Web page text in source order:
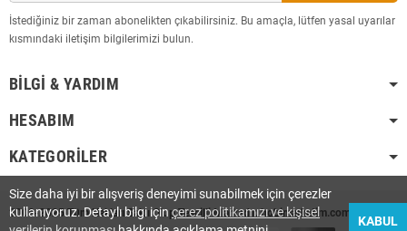
İstediğiniz bir zaman abonelikten çıkabilirsiniz. Bu amaçla, lütfen yasal uyarılar
kısmındaki iletişim bilgilerimizi bulun.
BILGI & YARDIM
HESABIM
KATEGORILER
2008-2025 Tüm Hakları Saklı Olup Tescilli Markadır. hobimarketim.com
Size daha iyi bir alışveriş deneyimi sunabilmek için çerezler
kullanıyoruz. Detaylı bilgi içinçerez politikamızı ve kişisel
KABUL